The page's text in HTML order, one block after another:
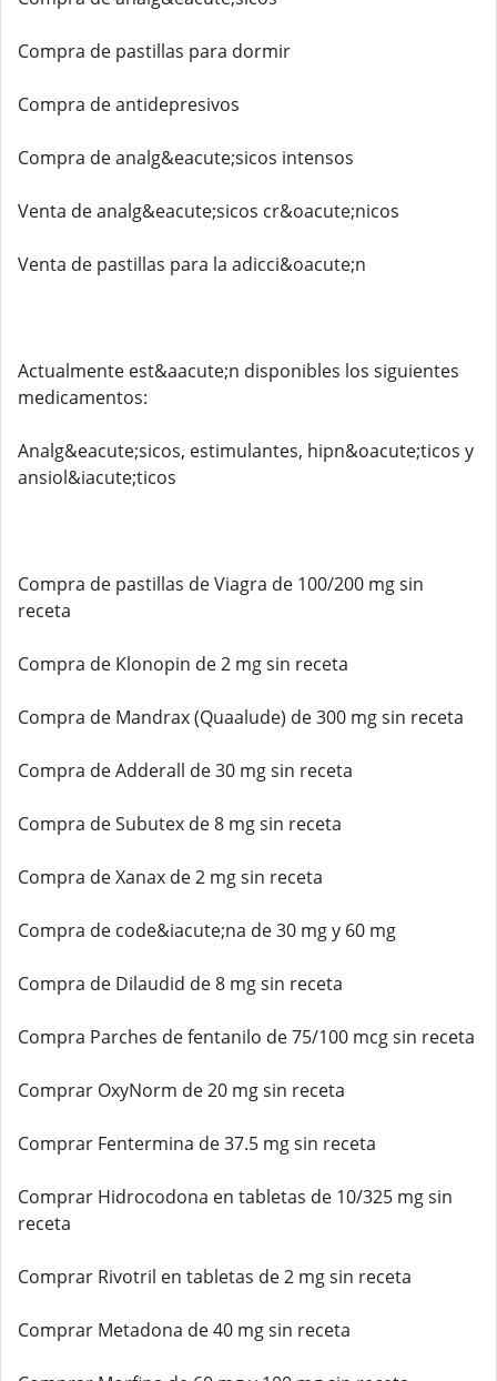
Compra de pastillas para dormir
Compra de antidepresivos
Compra de analg&eacute;sicos intensos
Venta de analg&eacute;sicos cr&oacute;nicos
Venta de pastillas para la adicci&oacute;n
Actualmente est&aacute;n disponibles los siguientes
medicamentos:
Analg&eacute;sicos, estimulantes, hipn&oacute;ticos y
ansiol&iacute;ticos
Compra de pastillas de Viagra de 100/200 mg sin
receta
Compra de Klonopin de 2 mg sin receta
Compra de Mandrax (Quaalude) de 300 mg sin receta
Compra de Adderall de 30 mg sin receta
Compra de Subutex de 8 mg sin receta
Compra de Xanax de 2 mg sin receta
Compra de code&iacute;na de 30 mg y 60 mg
Compra de Dilaudid de 8 mg sin receta
Compra Parches de fentanilo de 75/100 mcg sin receta
Comprar OxyNorm de 20 mg sin receta
Comprar Fentermina de 37.5 mg sin receta
Comprar Hidrocodona en tabletas de 10/325 mg sin
receta
Comprar Rivotril en tabletas de 2 mg sin receta
Comprar Metadona de 40 mg sin receta